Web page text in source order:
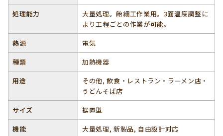
処理能力
大量処理。飴細工作業用。3面温度調整に
より工程ごとの作業が可能。
熱源
電気
種類
加熱機器
用途
その他, 飲食・レストラン・ラーメン店・
うどんそば店
サイズ
据置型
機能
大量処理, 新製品, 自由設計対応